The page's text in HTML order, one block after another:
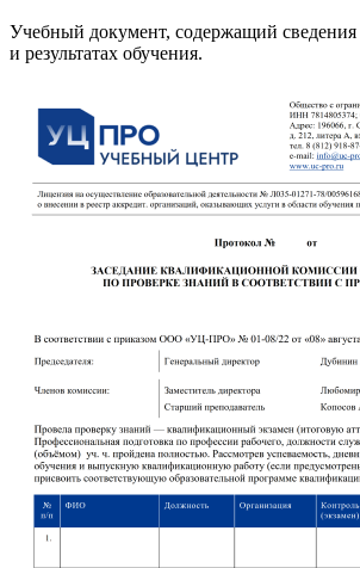
Учебный документ, содержащий сведения
и результатах обучения.